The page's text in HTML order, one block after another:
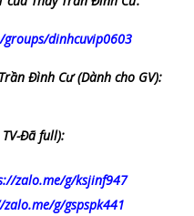
dinhcuvip0603
Đình Cư (Dành cho GV):
Đã full):
zalo.me/g/ksjinf947
g/gspspk441